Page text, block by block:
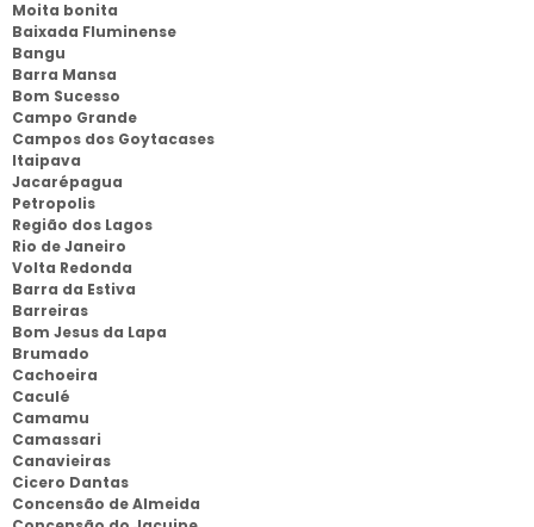
Moita bonita
Baixada Fluminense
Bangu
Barra Mansa
Bom Sucesso
Campo Grande
Campos dos Goytacases
Itaipava
Jacarépagua
Petropolis
Região dos Lagos
Rio de Janeiro
Volta Redonda
Barra da Estiva
Barreiras
Bom Jesus da Lapa
Brumado
Cachoeira
Caculé
Camamu
Camassari
Canavieiras
Cicero Dantas
Concensão de Almeida